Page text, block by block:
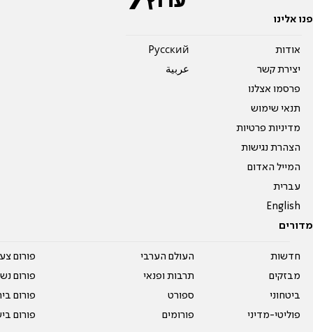
פנו אלינו
אודות
יצירת קשר
פרסמו אצלנו
תנאי שימוש
מדיניות פרטיות
הצהרת נגישות
המייל האדום
עברית
English
Pусский
عربية
מדורים
חדשות
מבזקים
ביטחוני
פוליטי-מדיני
העולם הערבי
תרבות ופנאי
ספורט
פורומים
פורום
פורום
פורום
פורום